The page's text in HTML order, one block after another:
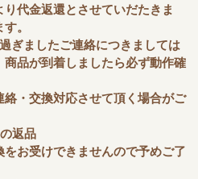
代金返還とさせていだたきま
。
ぎましたご連絡につきましては
品が到着しましたら必ず動作確
・交換対応させて頂く場合がご
返品
お受けできませんので予めご了